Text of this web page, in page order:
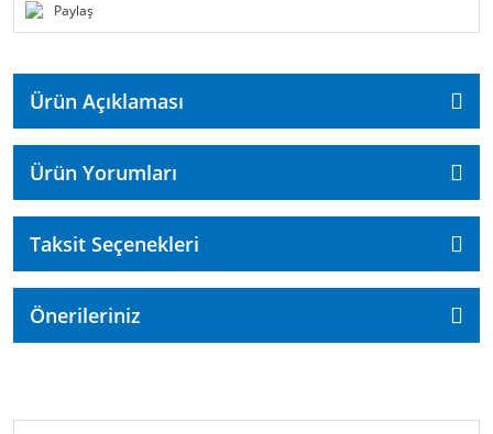
Paylaş
Ürün Açıklaması
Ürün Yorumları
Taksit Seçenekleri
Önerileriniz